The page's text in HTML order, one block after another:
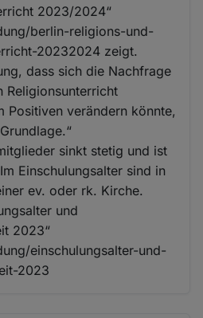
2023/2024“
berlin-religions-und-
20232024 zeigt.
dass sich die Nachfrage
Religionsunterricht
Positiven verändern könnte,
sinkt stetig und ist
Einschulungsalter sind in
ev. oder rk. Kirche.
und
2023“
einschulungsalter-und-
2023